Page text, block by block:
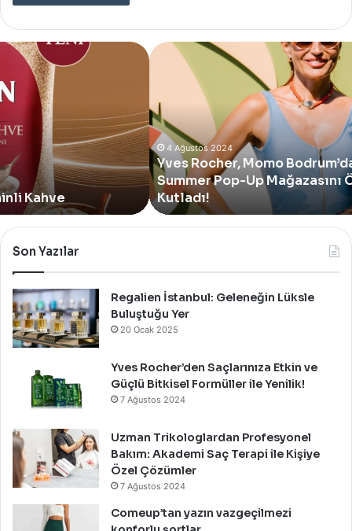
Yves
Rocher,
Momo
Bodrum’da
Alan
Yeni
Summer
Pop-
Up
Mağazasını
Özel
Bir
Kutladı!
4 Ağustos 2024
Yves Rocher, Momo Bodrum’da Yer Alan Yeni
Summer Pop-Up Mağazasını Özel Bir Davet İle
Kutladı!
Son Yazılar
Regalien İstanbul: Geleneğin Lüksle
Buluştuğu Yer
20 Ocak 2025
Yves Rocher’den Saçlarınıza Etkin ve
Güçlü Bitkisel Formüller ile Yenilik!
7 Ağustos 2024
Uzman Trikologlardan Profesyonel
Bakım: Akademi Saç Terapi ile Kişiye
Özel Çözümler
7 Ağustos 2024
Comeup’tan yazın vazgeçilmezi